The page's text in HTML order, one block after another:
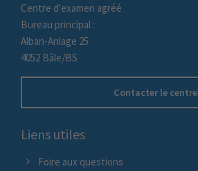
Centre d'examen agréé
Bureau principal :
Alban-Anlage 25
4052 Bâle/BS
Contacter le centre
Liens utiles
Foire aux questions